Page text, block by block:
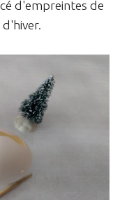
d'empreintes de